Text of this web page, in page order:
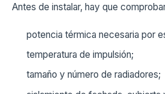
Antes de instalar, hay que
potencia térmica necesaria por
temperatura de impulsión;
tamaño y número de radiadores;